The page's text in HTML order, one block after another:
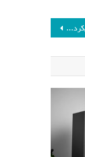
تنهابودن و احساس تنهایی‌‌کردن دو مقوله بسیار متفاوت هستند